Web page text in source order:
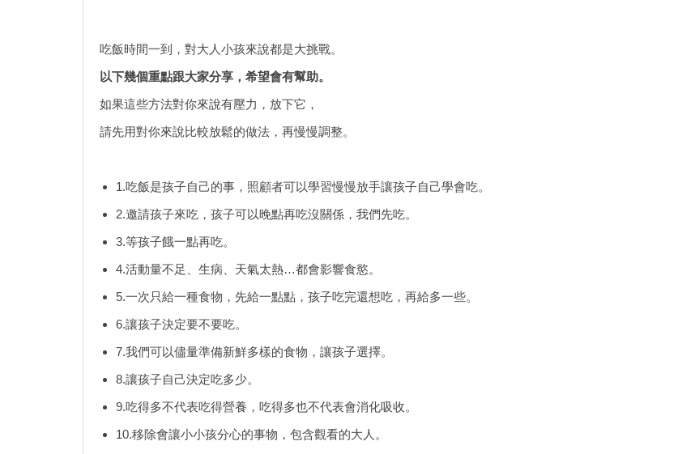
吃飯時間一到，對大人小孩來說都是大挑戰。
以下幾個重點跟大家分享，希望會有幫助。
如果這些方法對你來說有壓力，放下它，
請先用對你來說比較放鬆的做法，再慢慢調整。
1.吃飯是孩子自己的事，照顧者可以學習慢慢放手讓孩子自己學會吃。
2.邀請孩子來吃，孩子可以晚點再吃沒關係，我們先吃。
3.等孩子餓一點再吃。
4.活動量不足、生病、天氣太熱…都會影響食慾。
5.一次只給一種食物，先給一點點，孩子吃完還想吃，再給多一些。
6.讓孩子決定要不要吃。
7.我們可以儘量準備新鮮多樣的食物，讓孩子選擇。
8.讓孩子自己決定吃多少。
9.吃得多不代表吃得營養，吃得多也不代表會消化吸收。
10.移除會讓小小孩分心的事物，包含觀看的大人。